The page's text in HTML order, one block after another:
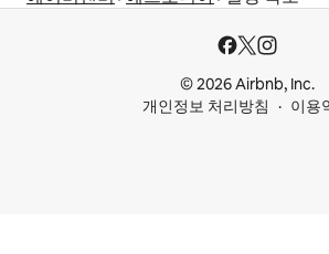
© 2026 Airbnb, Inc.
개인정보 처리방침
이용